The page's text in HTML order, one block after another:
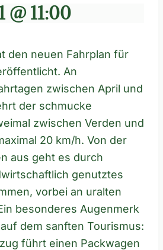
@ 11:00
den neuen Fahrplan für
An
zwischen April und
der schmucke
zwischen Verden und
20 km/h. Von der
aus geht es durch
genutztes
vorbei an uralten
besonderes Augenmerk
dem sanften Tourismus:
führt einen Packwagen